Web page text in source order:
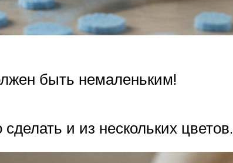
быть немаленьким!
и из нескольких цветов.